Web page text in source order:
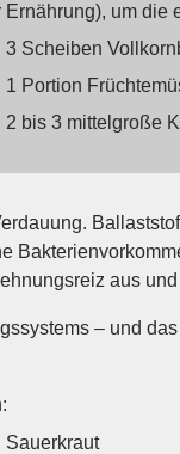
um
3 Scheiben
1 Portion
2 bis 3 mittelgroße
aus
– und
Sauerkraut